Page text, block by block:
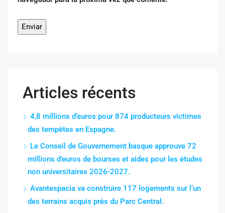
Articles récents
4,8 millions d’euros pour 874 producteurs victimes
des tempêtes en Espagne.
Le Conseil de Gouvernement basque approuve 72
millions d’euros de bourses et aides pour les études
non universitaires 2026-2027.
Avantespacia va construire 117 logements sur l’un
des terrains acquis près du Parc Central.